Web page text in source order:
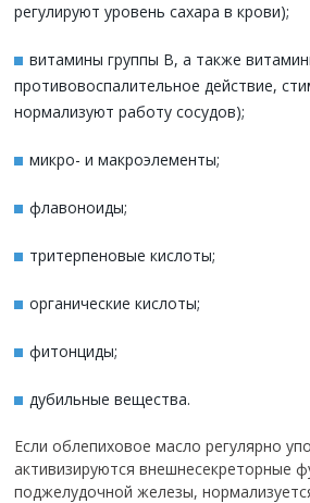
регулируют уровень сахара в крови);
витамины группы В, а также
противовоспалительное действие,
нормализуют работу сосудов);
микро- и макроэлементы;
флавоноиды;
тритерпеновые кислоты;
органические кислоты;
фитонциды;
дубильные вещества.
Если облепиховое масло регулярно
активизируются внешнесекреторные
поджелудочной железы,